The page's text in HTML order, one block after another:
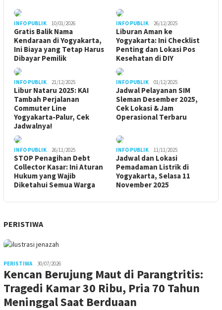
INFO PUBLIK 10/01/2026
Gratis Balik Nama
Kendaraan di Yogyakarta,
Ini Biaya yang Tetap Harus
Dibayar Pemilik
INFO PUBLIK 26/12/2025
Liburan Aman ke
Yogyakarta: Ini Checklist
Penting dan Lokasi Pos
Kesehatan di DIY
INFO PUBLIK 21/12/2025
Libur Nataru 2025: KAI
Tambah Perjalanan
Commuter Line
Yogyakarta-Palur, Cek
Jadwalnya!
INFO PUBLIK 01/12/2025
Jadwal Pelayanan SIM
Sleman Desember 2025,
Cek Lokasi & Jam
Operasional Terbaru
INFO PUBLIK 26/11/2025
STOP Penagihan Debt
Collector Kasar: Ini Aturan
Hukum yang Wajib
Diketahui Semua Warga
INFO PUBLIK 11/11/2025
Jadwal dan Lokasi
Pemadaman Listrik di
Yogyakarta, Selasa 11
November 2025
PERISTIWA
PERISTIWA 30/07/2026
Kencan Berujung Maut di Parangtritis:
Tragedi Kamar 30 Ribu, Pria 70 Tahun
Meninggal Saat Berduaan